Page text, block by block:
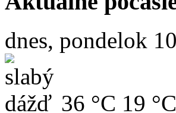
dnes, pondelok
36 °C 19 °C